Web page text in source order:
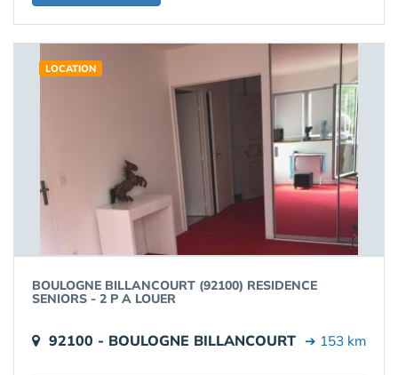
LOCATION
BOULOGNE BILLANCOURT (92100) RESIDENCE
SENIORS - 2 P A LOUER
92100 - BOULOGNE BILLANCOURT ➔ 153 km